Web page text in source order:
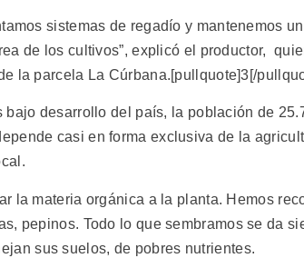
sistemas de regadío y mantenemos
de los cultivos”, explicó el productor,
la parcela La Cúrbana.[pullquote]3[/
desarrollo del país, la población de
casi en forma exclusiva de la
la materia orgánica a la planta. Hemos
pepinos. Todo lo que sembramos se da
sus suelos, de pobres nutrientes.